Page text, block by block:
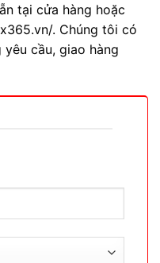
tại cửa hàng hoặc
. Chúng tôi có
cầu, giao hàng